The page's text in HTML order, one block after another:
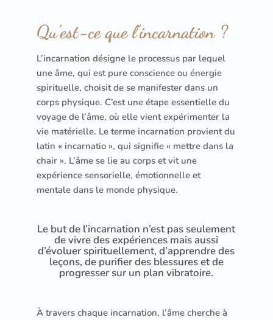
Qu’est-ce que l’incarnation ?
L’incarnation désigne le processus par lequel
une âme, qui est pure conscience ou énergie
spirituelle, choisit de se manifester dans un
corps physique. C’est une étape essentielle du
voyage de l’âme, où elle vient expérimenter la
vie matérielle. Le terme incarnation provient du
latin « incarnatio », qui signifie « mettre dans la
chair ». L’âme se lie au corps et vit une
expérience sensorielle, émotionnelle et
mentale dans le monde physique.
Le but de l’incarnation n’est pas seulement
de vivre des expériences mais aussi
d’évoluer spirituellement, d’apprendre des
leçons, de purifier des blessures et de
progresser sur un plan vibratoire.
À travers chaque incarnation, l’âme cherche à